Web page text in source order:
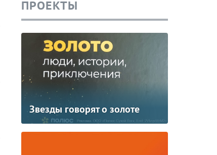
ПРОЕКТЫ
Звезды говорят о золоте